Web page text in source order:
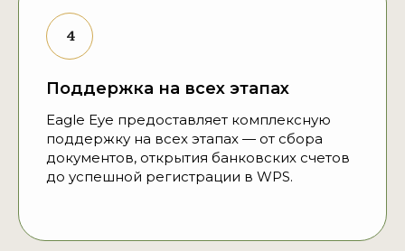
Поддержка на всех этапах
Eagle Eye предоставляет комплексную
поддержку на всех этапах — от сбора
документов, открытия банковских счетов
до успешной регистрации в WPS.